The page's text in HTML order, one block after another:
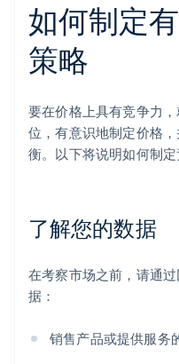
如何制定
策略
要在价格上具有竞争力
位，有意识地制定价格
衡。以下将说明如何制定
了解您的数据
在考察市场之前，请通
据：
销售产品或提供服务